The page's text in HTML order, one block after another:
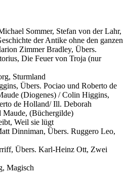
Sommer, Stefan von der Lahr,
der Antike ohne den ganzen
Zimmer Bradley, Übers.
Die Feuer von Troja (nur
Sturmland
Übers. Pociao und Roberto de
(Diogenes) / Colin Higgins,
de Holland/ Ill. Deborah
(Büchergilde)
Weil sie lügt
Dinniman, Übers. Ruggero Leo,
Übers. Karl-Heinz Ott, Zwei
Magisch